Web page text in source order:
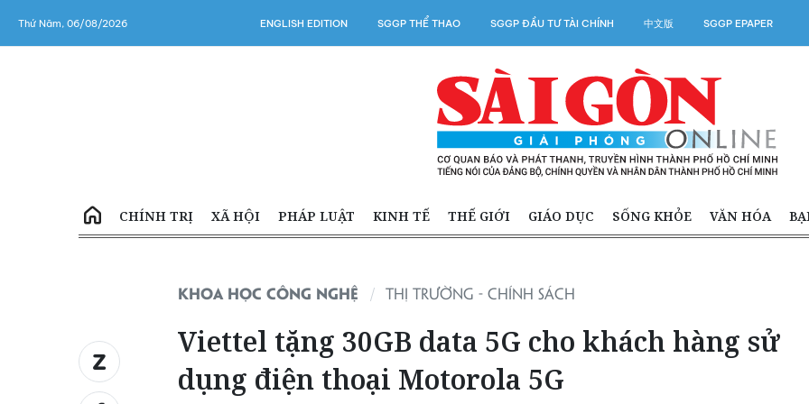
Thứ Năm, 06/08/2026 ENGLISH EDITION SGGP THỂ THAO SGGP ĐẦU TƯ TÀI CHÍNH 中文版 SGGP EPAPER
CHÍNH TRỊ XÃ HỘI PHÁP LUẬT KINH TẾ THẾ GIỚI GIÁO DỤC SỐNG KHỎE VĂN HÓA
KHOA HỌC CÔNG NGHỆ THỊ TRƯỜNG - CHÍNH SÁCH
Viettel tặng 30GB data 5G cho khách hàng sử
dụng điện thoại Motorola 5G